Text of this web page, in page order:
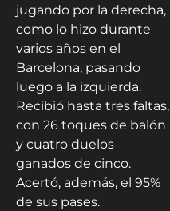
jugando por la derecha,
como lo hizo durante
varios años en el
Barcelona, pasando
luego a la izquierda.
Recibió hasta tres faltas,
con 26 toques de balón
y cuatro duelos
ganados de cinco.
Acertó, además, el 95%
de sus pases.